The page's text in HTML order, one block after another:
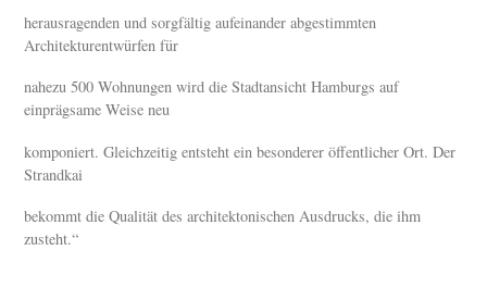
herausragenden und sorgfältig aufeinander abgestimmten
Architekturentwürfen für
nahezu 500 Wohnungen wird die Stadtansicht Hamburgs auf
einprägsame Weise neu
komponiert. Gleichzeitig entsteht ein besonderer öffentlicher Ort. Der
Strandkai
bekommt die Qualität des architektonischen Ausdrucks, die ihm
zusteht.“